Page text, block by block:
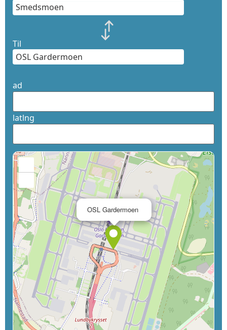
Til
ad
latlng
OSL Gardermoen